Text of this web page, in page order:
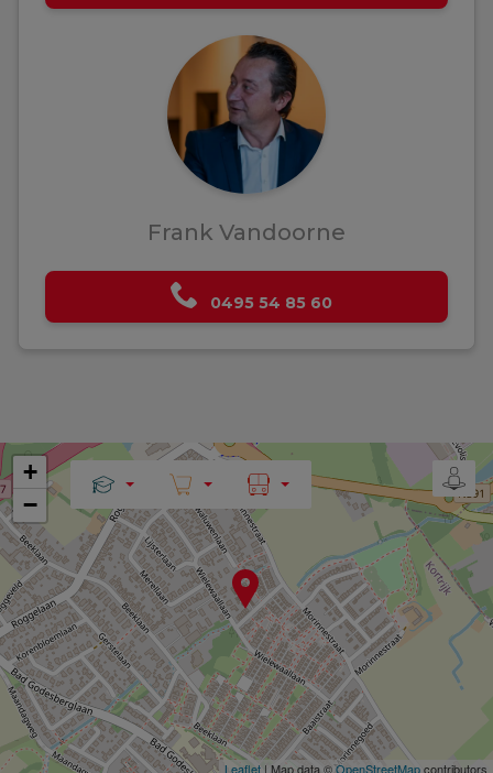
Frank Vandoorne
0495 54 85 60
+
−
Leaflet | Map data ©OpenStreetMapcontributors